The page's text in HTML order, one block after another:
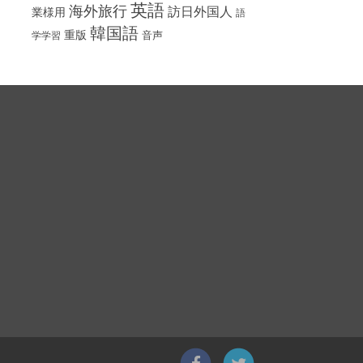
業様用 海外旅行英語訪日外国人 語
学学習 重版 韓国語 音声